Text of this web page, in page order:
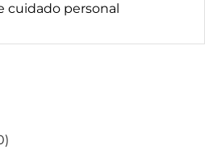
cuidado personal